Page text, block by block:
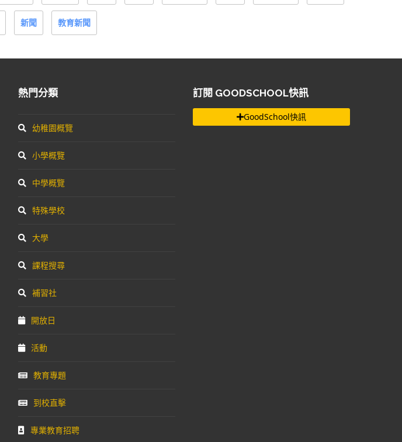
新聞 教育新聞
熱門分類
幼稚園概覽
小學概覽
中學概覽
特殊學校
大學
課程搜尋
補習社
開放日
活動
教育專題
到校直擊
專業教育招聘
訂閱 GOODSCHOOL快訊
GoodSchool快訊